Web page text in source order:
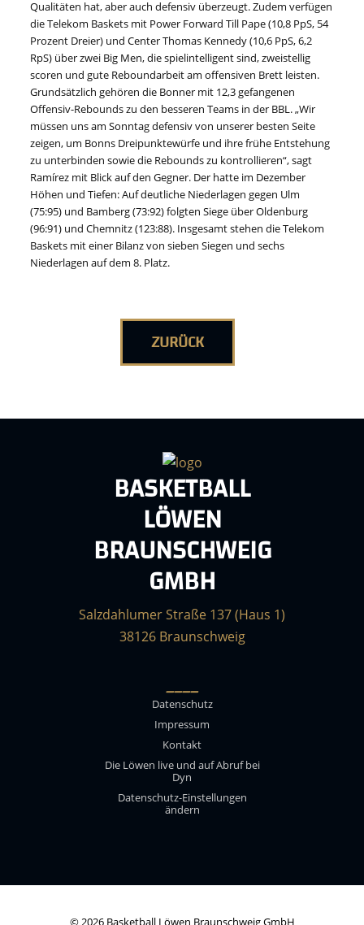
Qualitäten hat, aber auch defensiv überzeugt. Zudem verfügen
die Telekom Baskets mit Power Forward Till Pape (10,8 PpS, 54
Prozent Dreier) und Center Thomas Kennedy (10,6 PpS, 6,2
RpS) über zwei Big Men, die spielintelligent sind, zweistellig
scoren und gute Reboundarbeit am offensiven Brett leisten.
Grundsätzlich gehören die Bonner mit 12,3 gefangenen
Offensiv-Rebounds zu den besseren Teams in der BBL. „Wir
müssen uns am Sonntag defensiv von unserer besten Seite
zeigen, um Bonns Dreipunktewürfe und ihre frühe Entstehung
zu unterbinden sowie die Rebounds zu kontrollieren“, sagt
Ramírez mit Blick auf den Gegner. Der hatte im Dezember
Höhen und Tiefen: Auf deutliche Niederlagen gegen Ulm
(75:95) und Bamberg (73:92) folgten Siege über Oldenburg
(96:91) und Chemnitz (123:88). Insgesamt stehen die Telekom
Baskets mit einer Bilanz von sieben Siegen und sechs
Niederlagen auf dem 8. Platz.
ZURÜCK
BASKETBALL
LÖWEN
BRAUNSCHWEIG
GMBH
Salzdahlumer Straße 137 (Haus 1)
38126 Braunschweig
____
Datenschutz
Impressum
Kontakt
Die Löwen live und auf Abruf bei
Dyn
Datenschutz-Einstellungen
ändern
© 2026 Basketball Löwen Braunschweig GmbH